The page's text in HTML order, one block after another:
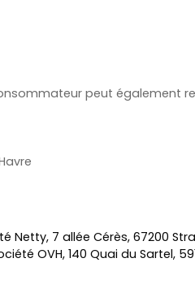
peut également
Netty, 7 allée Cérès, 67200
OVH, 140 Quai du Sartel,